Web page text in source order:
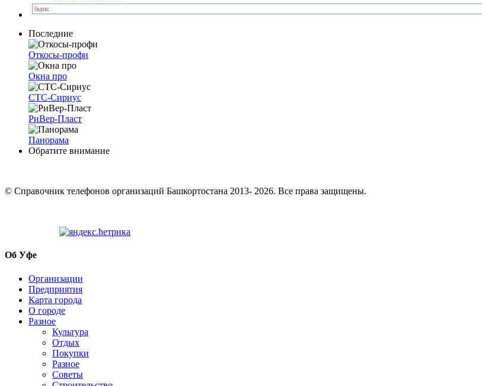
Последние
Откосы-профи
Окна про
СТС-Сириус
РиВер-Пласт
Панорама
Обратите внимание
© Cправочник телефонов организаций Башкортостана 2013- 2026. Все права защищены.
Об Уфе
Организации
Предприятия
Карта города
О городе
Разное
Культура
Отдых
Покупки
Разное
Советы